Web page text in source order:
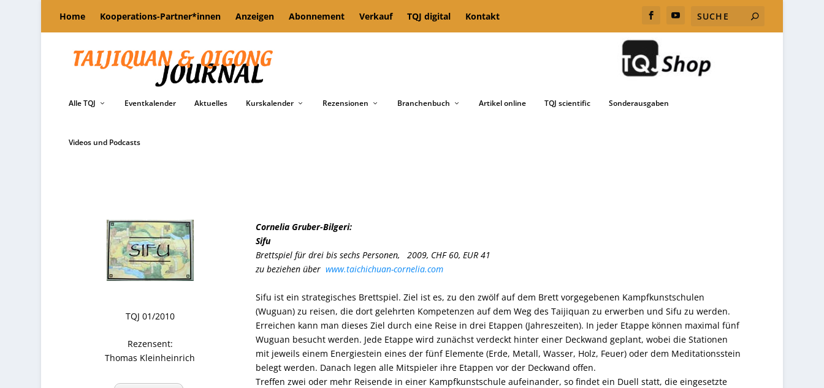
Home Kooperations-Partner*innen Anzeigen Abonnement Verkauf TQJ digital Kontakt
Alle TQJ Eventkalender Aktuelles Kurskalender Rezensionen Branchenbuch Artikel online TQJ scientific Sonderausgaben
Videos und Podcasts
TQJ 01/2010
Rezensent:
Thomas Kleinheinrich
Cornelia Gruber-Bilgeri:
Sifu
Brettspiel für drei bis sechs Personen, 2009, CHF 60, EUR 41
zu beziehen über www.taichichuan-cornelia.com
Sifu ist ein strategisches Brettspiel. Ziel ist es, zu den zwölf auf dem Brett vorgegebenen Kampfkunstschulen
(Wuguan) zu reisen, die dort gelehrten Kompetenzen auf dem Weg des Taijiquan zu erwerben und Sifu zu werden.
Erreichen kann man dieses Ziel durch eine Reise in drei Etappen (Jahreszeiten). In jeder Etappe können maximal fünf
Wuguan besucht werden. Jede Etappe wird zunächst verdeckt hinter einer Deckwand geplant, wobei die Stationen
mit jeweils einem Energiestein eines der fünf Elemente (Erde, Metall, Wasser, Holz, Feuer) oder dem Meditationsstein
belegt werden. Danach legen alle Mitspieler ihre Etappen vor der Deckwand offen.
Treffen zwei oder mehr Reisende in einer Kampfkunstschule aufeinander, so findet ein Duell statt, die eingesetzte